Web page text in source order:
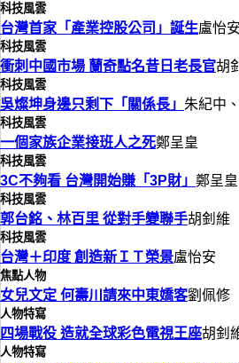
科技風雲
台灣首家「產業控股公司」誕生盧怡安
科技風雲
衝刺中國市場 蘭奇點名昔日老長官胡
科技風雲
吳燦坤身邊只剩下「關係長」 朱紀中
科技風雲
一個家族企業接班人之死鄭呈皇
科技風雲
3C不夠看 台灣開始賺「3P財」 鄭呈皇
科技風雲
郭台銘、林百里 從對手變聯手胡釗維
科技風雲
台灣＋印度 創造新ＩＴ榮景盧怡安
焦點人物
女兒文定 何壽川請來中東嬌客劉佩修
人物特寫
四場戰役 造就全球彩色電視王座胡釗
人物特寫